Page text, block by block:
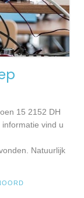
15 2152 DH
vind u
Natuurlijk